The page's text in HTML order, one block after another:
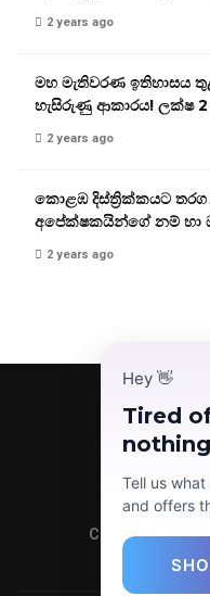
Hey 👋
Tired
Tell us
and offers
2 years ago
මහ මැතිවරණ ඉතිහාසය
හැසිරුණු ආකාරය! ලක්ෂ 2
2 years ago
කොළඹ දිස්ත්‍රික්කයට තරග
අපේක්ෂකයින්ගේ නම් හා
2 years ago
Copyright ©